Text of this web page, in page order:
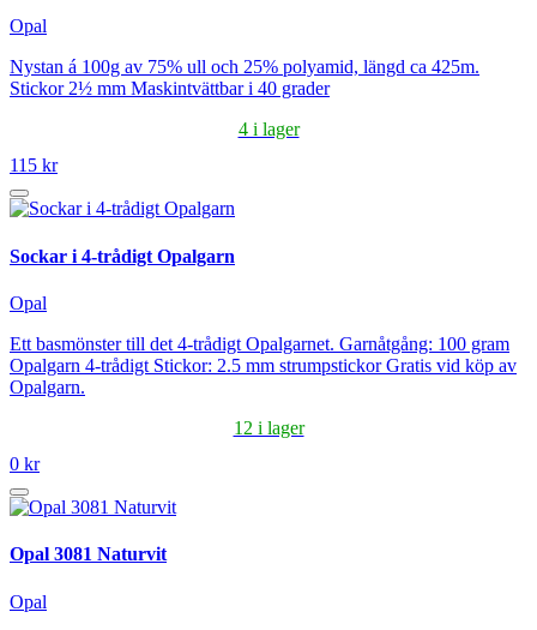
Opal
Nystan á 100g av 75% ull och 25% polyamid, längd ca 425m.
Stickor 2½ mm Maskintvättbar i 40 grader
4 i lager
115 kr
Sockar i 4-trådigt Opalgarn
Opal
Ett basmönster till det 4-trådigt Opalgarnet. Garnåtgång: 100 gram
Opalgarn 4-trådigt Stickor: 2.5 mm strumpstickor Gratis vid köp av
Opalgarn.
12 i lager
0 kr
Opal 3081 Naturvit
Opal